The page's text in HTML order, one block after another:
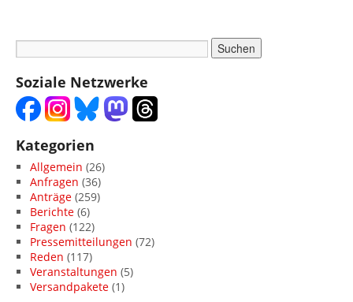
Soziale Netzwerke
Kategorien
Allgemein (26)
Anfragen (36)
Anträge (259)
Berichte (6)
Fragen (122)
Pressemitteilungen (72)
Reden (117)
Veranstaltungen (5)
Versandpakete (1)